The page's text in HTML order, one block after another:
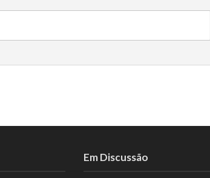
Em Discussão